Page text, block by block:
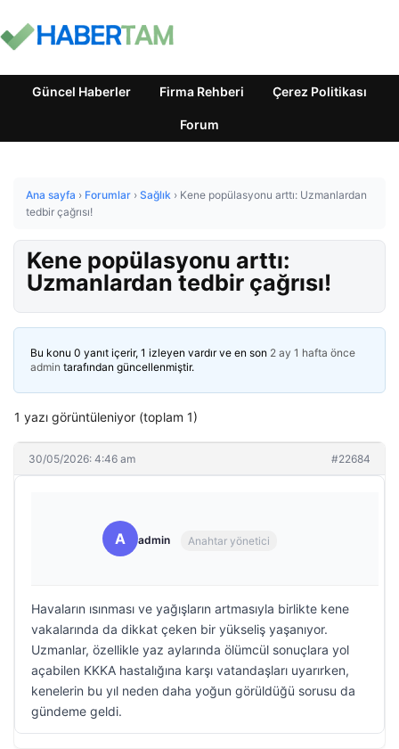
Güncel Haberler Firma Rehberi Çerez Politikası
Forum
Ana sayfa › Forumlar › Sağlık › Kene popülasyonu arttı: Uzmanlardan
tedbir çağrısı!
Kene popülasyonu arttı:
Uzmanlardan tedbir çağrısı!
Bu konu 0 yanıt içerir, 1 izleyen vardır ve en son 2 ay 1 hafta önce
admin tarafından güncellenmiştir.
1 yazı görüntüleniyor (toplam 1)
30/05/2026: 4:46 am #22684
A admin Anahtar yönetici
Havaların ısınması ve yağışların artmasıyla birlikte kene
vakalarında da dikkat çeken bir yükseliş yaşanıyor.
Uzmanlar, özellikle yaz aylarında ölümcül sonuçlara yol
açabilen KKKA hastalığına karşı vatandaşları uyarırken,
kenelerin bu yıl neden daha yoğun görüldüğü sorusu da
gündeme geldi.